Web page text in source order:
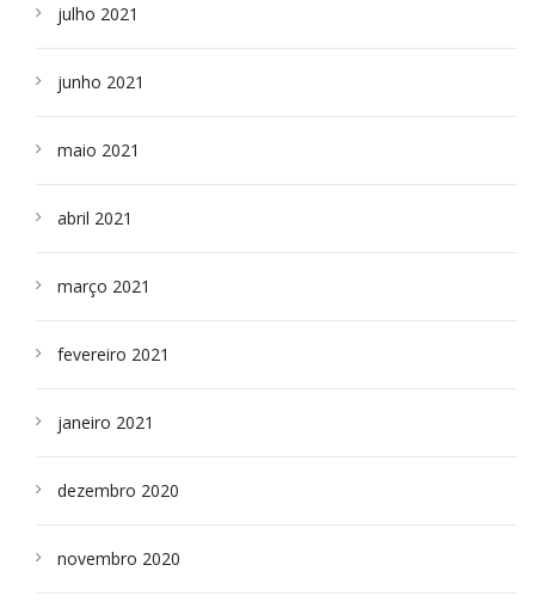
julho 2021
junho 2021
maio 2021
abril 2021
março 2021
fevereiro 2021
janeiro 2021
dezembro 2020
novembro 2020